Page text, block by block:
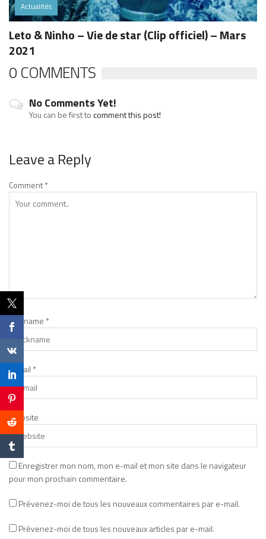
Actualités
Leto & Ninho – Vie de star (Clip officiel) – Mars
2021
0 COMMENTS
No Comments Yet!
You can be first tocomment this post!
Leave a Reply
Comment*
Nickname *
E-mail *
Website
Enregistrer mon nom, mon e-mail et mon site dans le navigateur
pour mon prochain commentaire.
Prévenez-moi de tous les nouveaux commentaires par e-mail.
Prévenez-moi de tous les nouveaux articles par e-mail.